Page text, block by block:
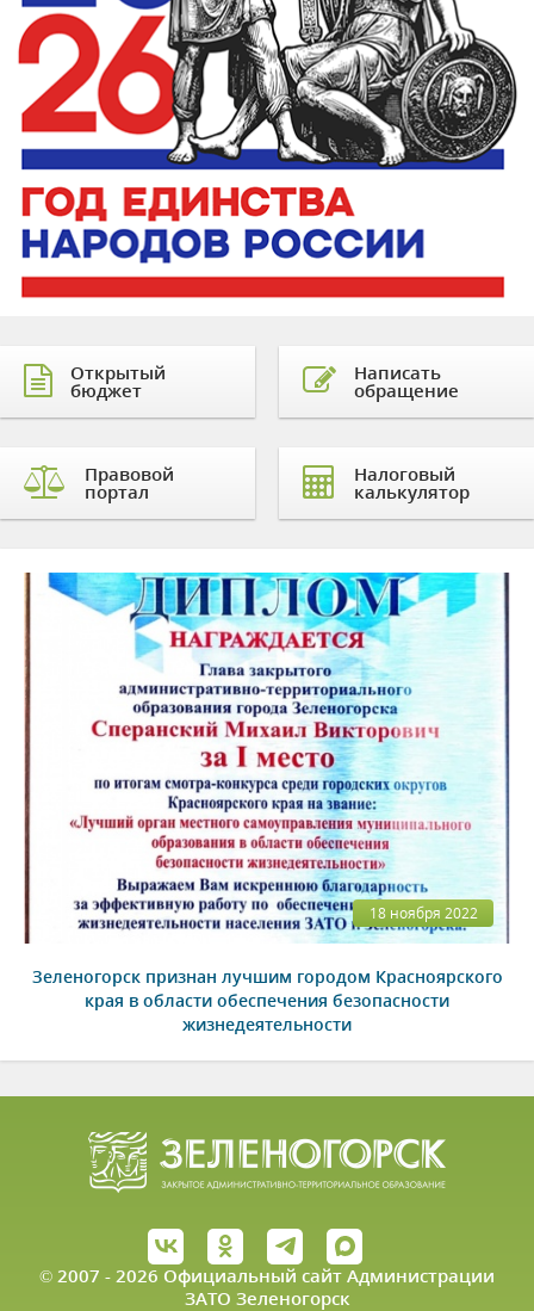
Открытый
бюджет
Правовой
портал
Написать
обращение
Налоговый
калькулятор
18 ноября 2022
Зеленогорск признан лучшим городом Красноярского
края в области обеспечения безопасности
жизнедеятельности
© 2007 - 2026 Официальный сайт Администрации
ЗАТО Зеленогорск